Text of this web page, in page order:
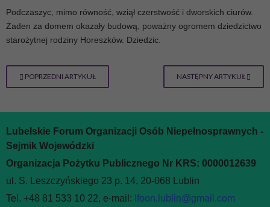
Podczaszyc, mimo równość, wziął czerstwość i dworskich ciurów.
Żaden za domem okazały budową, poważny ogromem dziedzictwo
starożytnej rodziny Horeszków. Dziedzic.
POPRZEDNI ARTYKUŁ NASTĘPNY ARTYKUŁ
Lubelskie Forum Organizacji Osób Niepełnosprawnych -
Sejmik Wojewódzki
Organizacja Pożytku Publicznego Nr KRS: 0000012639
ul. S. Leszczyńskiego 23 p. 14, 20-068 Lublin
Tel. +48 81 533 10 22, e-mail: lfoon.lublin@gmail.com